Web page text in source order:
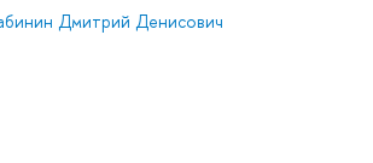
Дмитрий Денисович